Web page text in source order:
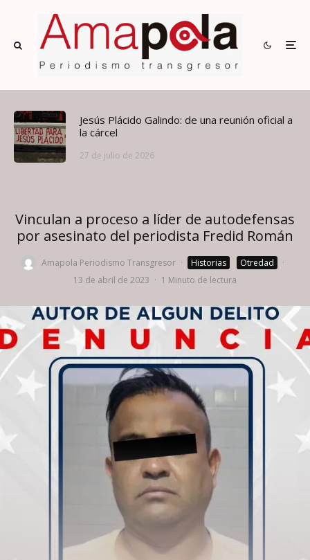
Jesús Plácido Galindo: de una reunión oficial a
la cárcel
27 de julio de 2026
Vinculan a proceso a líder de autodefensas
por asesinato del periodista Fredid Román
Amapola Periodismo Transgresor · Historias Otredad
·
13 de abril de 2023 · 1 Minuto de lectura